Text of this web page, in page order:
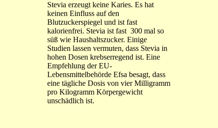
Stevia erzeugt keine Karies. Es hat
keinen Einfluss auf den
Blutzuckerspiegel und ist fast
kalorienfrei. Stevia ist fast 300 mal so
süß wie Haushaltszucker. Einige
Studien lassen vermuten, dass Stevia in
hohen Dosen krebserregend ist. Eine
Empfehlung der EU-
Lebensmittelbehörde Efsa besagt, dass
eine tägliche Dosis von vier Milligramm
pro Kilogramm Körpergewicht
unschädlich ist.